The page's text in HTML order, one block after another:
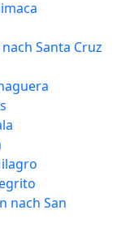
Santa Cruz
nach San